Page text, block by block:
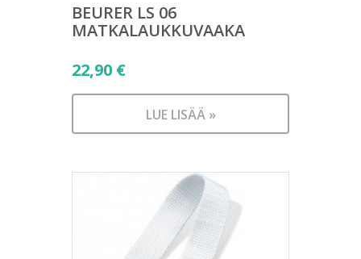
BEURER LS 06
MATKALAUKKUVAAKA
22,90 €
LUE LISÄÄ »